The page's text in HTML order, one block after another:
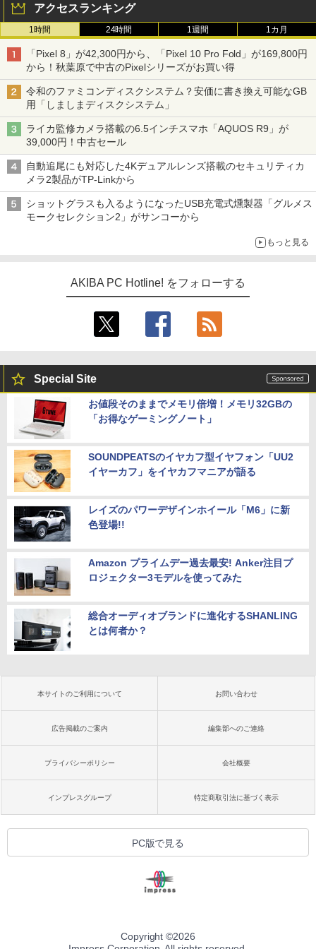
アクセスランキング
1時間 24時間 1週間 1カ月
「Pixel 8」が42,300円から、「Pixel 10 Pro Fold」が169,800円
から！秋葉原で中古のPixelシリーズがお買い得
令和のファミコンディスクシステム？安価に書き換え可能なGB
用「しましまディスクシステム」
ライカ監修カメラ搭載の6.5インチスマホ「AQUOS R9」が
39,000円！中古セール
自動追尾にも対応した4Kデュアルレンズ搭載のセキュリティカ
メラ2製品がTP-Linkから
ショットグラスも入るようになったUSB充電式燻製器「グルメス
モークセレクション2」がサンコーから
もっと見る
AKIBA PC Hotline! をフォローする
Special Site
お値段そのままでメモリ倍増！メモリ32GBの
「お得なゲーミングノート」
SOUNDPEATSのイヤカフ型イヤフォン「UU2
イヤーカフ」をイヤカフマニアが語る
レイズのパワーデザインホイール「M6」に新
色登場!!
Amazon プライムデー過去最安! Anker注目プ
ロジェクター3モデルを使ってみた
総合オーディオブランドに進化するSHANLING
とは何者か？
本サイトのご利用について お問い合わせ
広告掲載のご案内 編集部へのご連絡
プライバシーポリシー 会社概要
インプレスグループ 特定商取引法に基づく表示
PC版で見る
Copyright ©2026